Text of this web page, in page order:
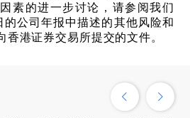
素的进一步讨论，请参阅我们
公司年报中描述的其他风险和
香港证券交易所提交的文件。